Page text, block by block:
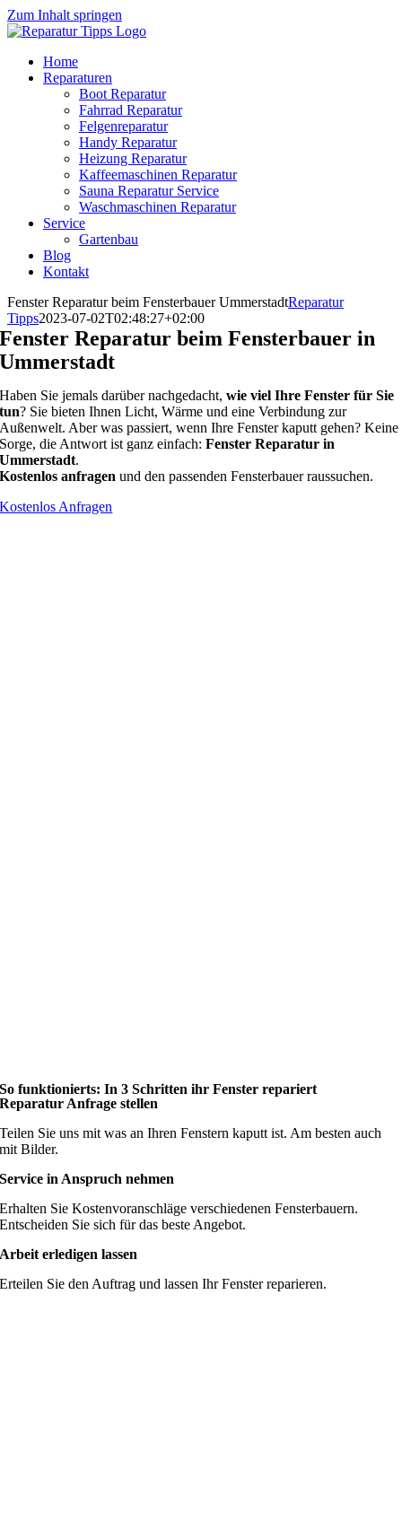
Zum Inhalt springen
Home
Reparaturen
Boot Reparatur
Fahrrad Reparatur
Felgenreparatur
Handy Reparatur
Heizung Reparatur
Kaffeemaschinen Reparatur
Sauna Reparatur Service
Waschmaschinen Reparatur
Service
Gartenbau
Blog
Kontakt
Fenster Reparatur beim Fensterbauer UmmerstadtReparatur
Tipps2023-07-02T02:48:27+02:00
Fenster Reparatur beim Fensterbauer in
Ummerstadt
Haben Sie jemals darüber nachgedacht,wie viel Ihre Fenster für Sie
tun? Sie bieten Ihnen Licht, Wärme und eine Verbindung zur
Außenwelt. Aber was passiert, wenn Ihre Fenster kaputt gehen? Keine
Sorge, die Antwort ist ganz einfach: Fenster Reparatur in
Ummerstadt.
Kostenlos anfragen und den passenden Fensterbauer raussuchen.
Kostenlos Anfragen
So funktionierts: In 3 Schritten ihr Fenster repariert
Reparatur Anfrage stellen
Teilen Sie uns mit was an Ihren Fenstern kaputt ist. Am besten auch
mit Bilder.
Service in Anspruch nehmen
Erhalten Sie Kostenvoranschläge verschiedenen Fensterbauern.
Entscheiden Sie sich für das beste Angebot.
Arbeit erledigen lassen
Erteilen Sie den Auftrag und lassen Ihr Fenster reparieren.